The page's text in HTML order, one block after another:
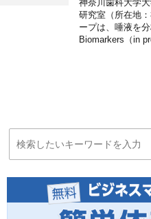
神奈川歯科大学
研究室（所在地
ープは、唾液を
Biomarkers（in